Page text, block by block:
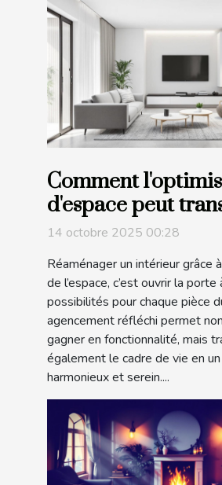
Comment
d'espace peut
votre intérieur ?
14 octobre 2025 00:28
Réaménager un intérieur grâce
de l’espace, c’est ouvrir la
possibilités pour chaque pièce
agencement réfléchi permet
gagner en fonctionnalité, mais
également le cadre de vie en
harmonieux et serein....